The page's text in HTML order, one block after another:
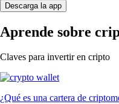
Descarga la app
Aprende sobre
Claves para invertir en cripto
¿Qué es una cartera de